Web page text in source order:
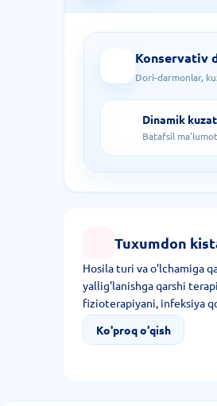
Konservativ
Dori-darmonlar,
Dinamik
Batafsil
Tuxumdon
Hosila turi va o'lchamiga
yallig'lanishga qarshi
fizioterapiyani, infeksiya
Ko'proq o'qish